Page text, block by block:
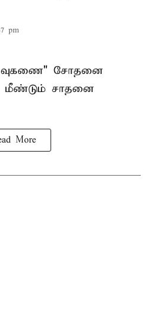
pm
ஏவுகணை" சோதனை
மீண்டும் சாதனை
More